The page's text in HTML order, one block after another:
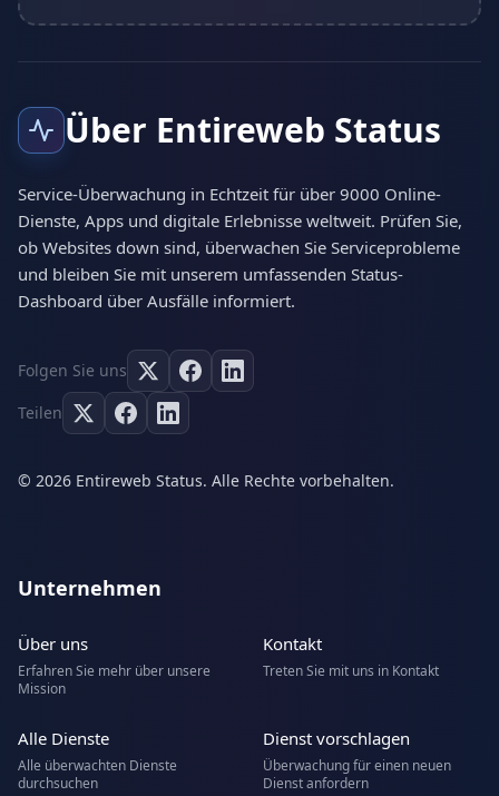
Über Entireweb Status
Service-Überwachung in Echtzeit für über 9000 Online-
Dienste, Apps und digitale Erlebnisse weltweit. Prüfen Sie,
ob Websites down sind, überwachen Sie Serviceprobleme
und bleiben Sie mit unserem umfassenden Status-
Dashboard über Ausfälle informiert.
Folgen Sie uns
Teilen
© 2026 Entireweb Status. Alle Rechte vorbehalten.
Unternehmen
Über uns
Erfahren Sie mehr über unsere
Mission
Kontakt
Treten Sie mit uns in Kontakt
Alle Dienste
Alle überwachten Dienste
durchsuchen
Dienst vorschlagen
Überwachung für einen neuen
Dienst anfordern